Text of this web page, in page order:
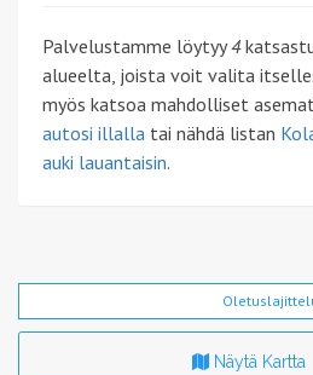
Palvelustamme löytyy4
alueelta, joista voit valita
myös katsoa mahdolliset
autosi illalla tai nähdä listan
auki lauantaisin.
Näytä Kartta